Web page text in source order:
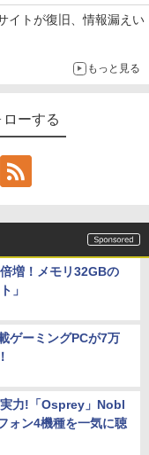
イトが復旧、情報漏えい
もっと見る
ローする
増！メモリ32GBの
」
ゲーミングPCが7万
力!「Osprey」Nobl
ォン4機種を一気に聴